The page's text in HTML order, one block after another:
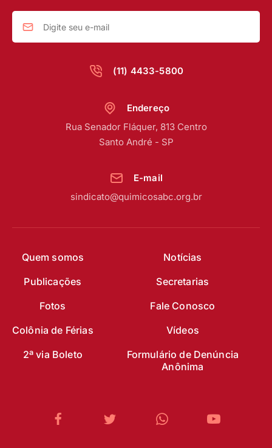
(11) 4433-5800
Quem somos
Notícias
Publicações
Secretarias
Fotos
Fale Conosco
Colônia de Férias
Vídeos
2ª via Boleto
Formulário de Denúncia
Anônima
Endereço
Rua Senador Fláquer, 813 Centro
Santo André - SP
E-mail
sindicato@quimicosabc.org.br